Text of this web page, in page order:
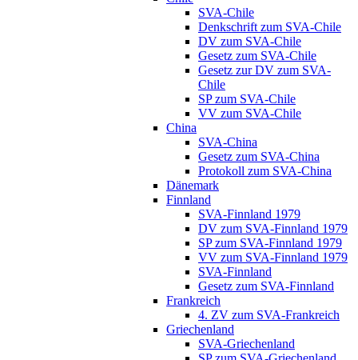
SVA-Chile
Denkschrift zum SVA-Chile
DV zum SVA-Chile
Gesetz zum SVA-Chile
Gesetz zur DV zum SVA-
Chile
SP zum SVA-Chile
VV zum SVA-Chile
China
SVA-China
Gesetz zum SVA-China
Protokoll zum SVA-China
Dänemark
Finnland
SVA-Finnland 1979
DV zum SVA-Finnland 1979
SP zum SVA-Finnland 1979
VV zum SVA-Finnland 1979
SVA-Finnland
Gesetz zum SVA-Finnland
Frankreich
4. ZV zum SVA-Frankreich
Griechenland
SVA-Griechenland